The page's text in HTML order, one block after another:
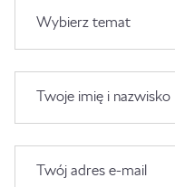
Wybierz temat
Twoje imię i nazwisko
Twój adres e-mail